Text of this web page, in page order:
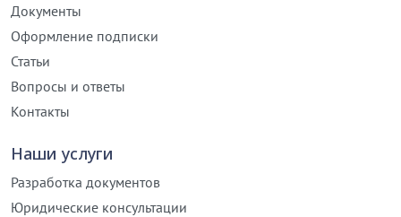
Документы
Оформление подписки
Статьи
Вопросы и ответы
Контакты
Наши услуги
Разработка документов
Юридические консультации